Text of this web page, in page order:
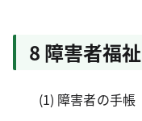
8 障害者福祉
(1) 障害者の手帳